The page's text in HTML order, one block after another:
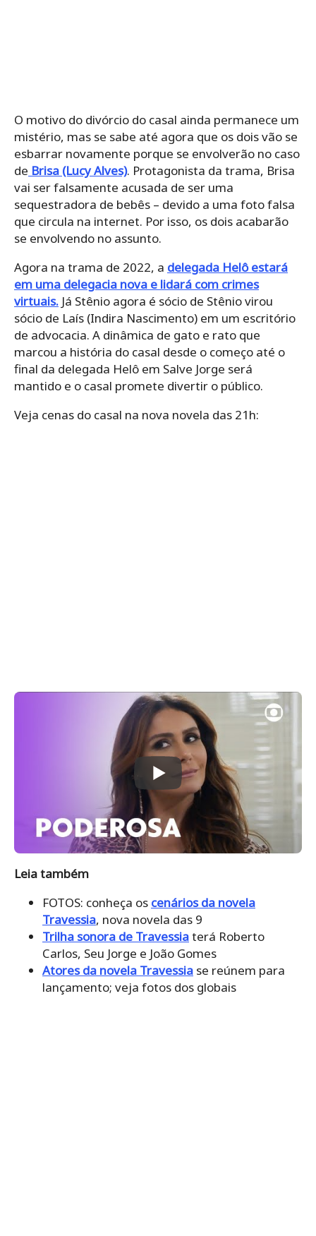
O motivo do divórcio do casal ainda permanece um
mistério, mas se sabe até agora que os dois vão se
esbarrar novamente porque se envolverão no caso
de Brisa (Lucy Alves). Protagonista da trama, Brisa
vai ser falsamente acusada de ser uma
sequestradora de bebês – devido a uma foto falsa
que circula na internet. Por isso, os dois acabarão
se envolvendo no assunto.
Agora na trama de 2022, a delegada Helô estará
em uma delegacia nova e lidará com crimes
virtuais. Já Stênio agora é sócio de Stênio virou
sócio de Laís (Indira Nascimento) em um escritório
de advocacia. A dinâmica de gato e rato que
marcou a história do casal desde o começo até o
final da delegada Helô em Salve Jorge será
mantido e o casal promete divertir o público.
Veja cenas do casal na nova novela das 21h:
Leia também
FOTOS: conheça os cenários da novela
Travessia, nova novela das 9
Trilha sonora de Travessiaterá Roberto
Carlos, Seu Jorge e João Gomes
Atores da novela Travessia se reúnem para
lançamento; veja fotos dos globais